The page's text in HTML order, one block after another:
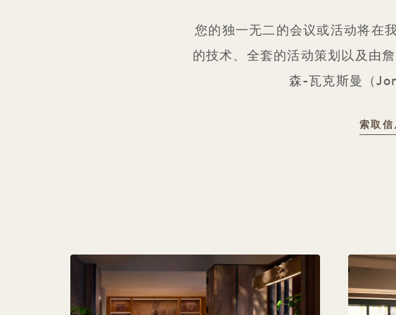
您的独一无二的会议或活动将在
的技术、全套的活动策划以及由
森-瓦克斯曼（
索取信